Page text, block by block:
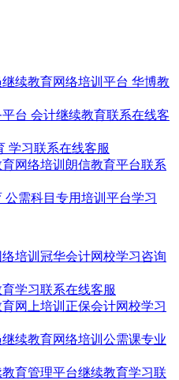
续教育网络培训平台 华博教
台 会计继续教育联系在线客
学习联系在线客服
网络培训朗信教育平台联系
公需科目专用培训平台学习
培训冠华会计网校学习咨询
学习联系在线客服
网上培训正保会计网校学习
续教育网络培训公需课专业
育管理平台继续教育学习联